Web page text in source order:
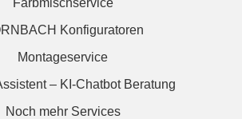
Farbmischservice
Konfiguratoren
Montageservice
– KI-Chatbot Beratung
Noch mehr Services